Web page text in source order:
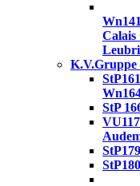
Calais
K.V.Gruppe
StP